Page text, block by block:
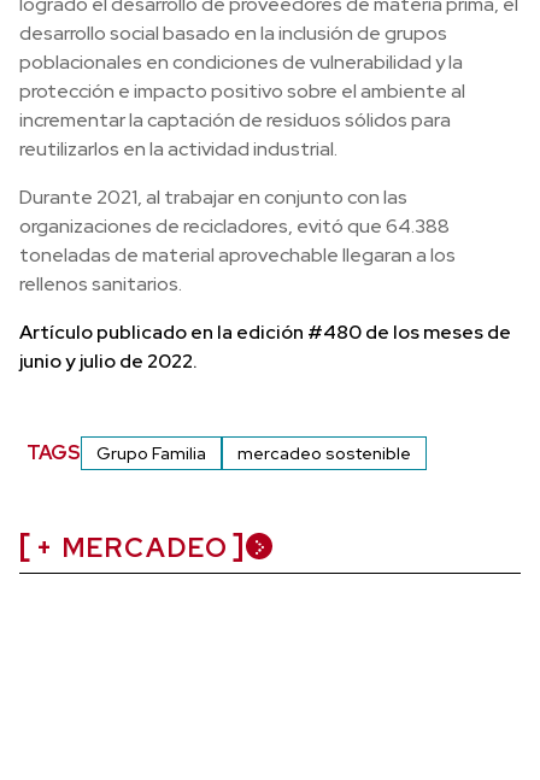
desarrollo social basado en la inclusión de grupos
poblacionales en condiciones de vulnerabilidad y la
protección e impacto positivo sobre el ambiente al
incrementar la captación de residuos sólidos para
reutilizarlos en la actividad industrial.
Durante 2021, al trabajar en conjunto con las
organizaciones de recicladores, evitó que 64.388
toneladas de material aprovechable llegaran a los
rellenos sanitarios.
Artículo publicado en la edición #480 de los meses de
junio y julio de 2022.
TAGS Grupo Familia mercadeo sostenible
+ MERCADEO